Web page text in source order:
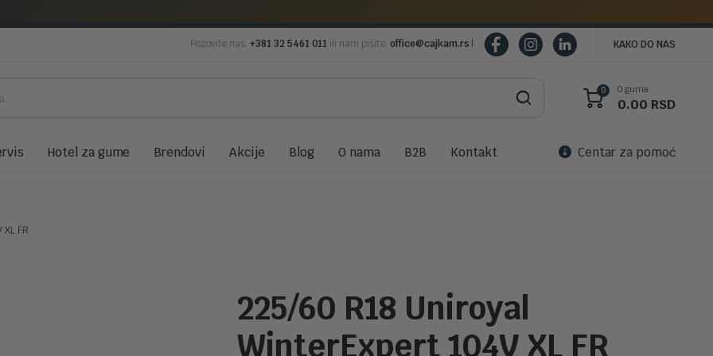
Pozovite nas: +381 32 5461 011 ili nam pišite: office@cajkam.rs | KAKO DO NAS
0 0 guma
0.00 RSD
Hotel za gume Brendovi Akcije Blog O nama B2B Kontakt Centar za pomoć
FR
225/60 R18 Uniroyal
WinterExpert 104V XL FR